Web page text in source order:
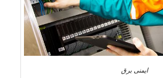
ایمنی برق